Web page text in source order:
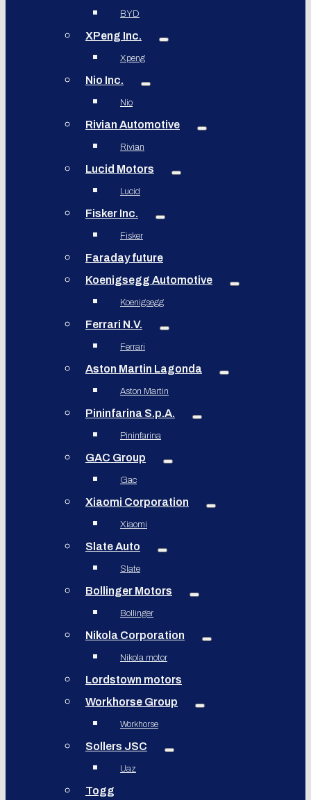
BYD
XPeng Inc.
Xpeng
Nio Inc.
Nio
Rivian Automotive
Rivian
Lucid Motors
Lucid
Fisker Inc.
Fisker
Faraday future
Koenigsegg Automotive
Koenigsegg
Ferrari N.V.
Ferrari
Aston Martin Lagonda
Aston Martin
Pininfarina S.p.A.
Pininfarina
GAC Group
Gac
Xiaomi Corporation
Xiaomi
Slate Auto
Slate
Bollinger Motors
Bollinger
Nikola Corporation
Nikola motor
Lordstown motors
Workhorse Group
Workhorse
Sollers JSC
Uaz
Togg